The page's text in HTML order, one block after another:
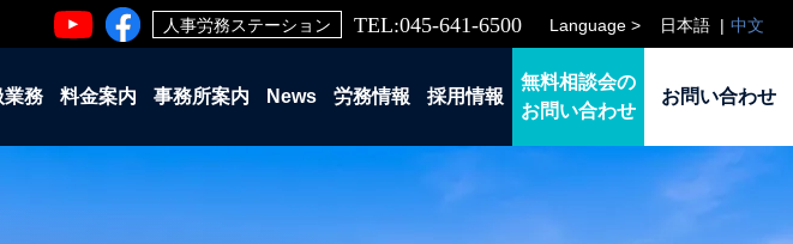
人事労務ステーション TEL:045-641-6500 Language > 日本語 中文
業務 料金案内 事務所案内 News 労務情報 採用情報
無料相談会の
お問い合わせ
お問い合わせ